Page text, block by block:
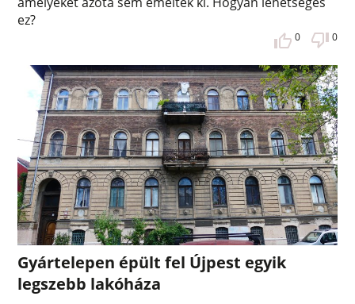
ez?
0 0
Gyártelepen épült fel Újpest egyik
legszebb lakóháza